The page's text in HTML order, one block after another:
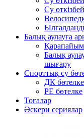
Су
Балық аулауға
Қарапайым
Балық
шығару
Спорттық су
ДК
PE бөтелке
Тоғалар
Әскери сериялар